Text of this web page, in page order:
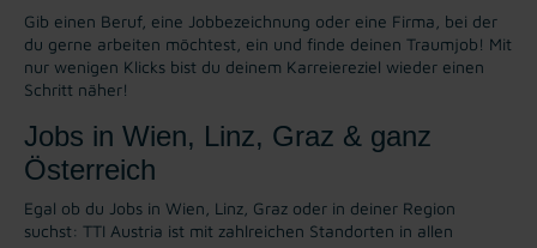
Gib einen Beruf, eine Jobbezeichnung oder eine Firma, bei der
du gerne arbeiten möchtest, ein und finde deinen Traumjob! Mit
nur wenigen Klicks bist du deinem Karreiereziel wieder einen
Schritt näher!
Jobs in Wien, Linz, Graz & ganz
Österreich
Egal ob du Jobs in Wien, Linz, Graz oder in deiner Region
suchst: TTI Austria ist mit zahlreichen Standorten in allen